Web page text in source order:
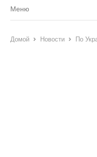
Menu
Меню
Домой Новости По